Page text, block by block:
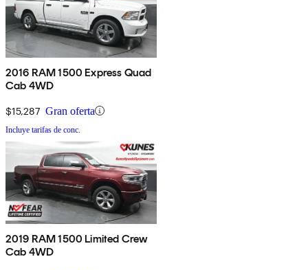
2016 RAM 1500 Express Quad
Cab 4WD
$15,287 Gran oferta
Incluye tarifas de conc.
2019 RAM 1500 Limited Crew
Cab 4WD